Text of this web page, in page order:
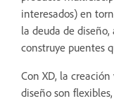
interesados) en
la deuda de
construye puentes
Con XD, la
diseño son